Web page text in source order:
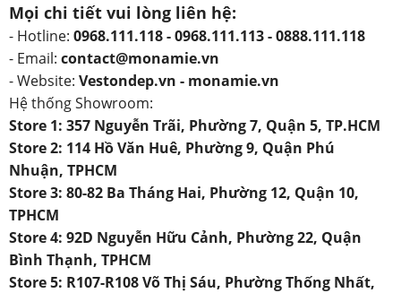
Mọi chi tiết vui lòng liên hệ:
- Hotline: 0968.111.118 - 0968.111.113 - 0888.111.118
- Email: contact@monamie.vn
- Website: Vestondep.vn - monamie.vn
Hệ thống Showroom:
Store 1: 357 Nguyễn Trãi, Phường 7, Quận 5, TP.HCM
Store 2: 114 Hồ Văn Huê, Phường 9, Quận Phú
Nhuận, TPHCM
Store 3: 80-82 Ba Tháng Hai, Phường 12, Quận 10,
TPHCM
Store 4: 92D Nguyễn Hữu Cảnh, Phường 22, Quận
Bình Thạnh, TPHCM
Store 5: R107-R108 Võ Thị Sáu, Phường Thống Nhất,